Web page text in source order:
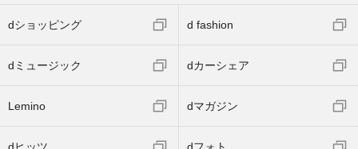
dショッピング d fashion
dミュージック dカーシェア
Lemino dマガジン